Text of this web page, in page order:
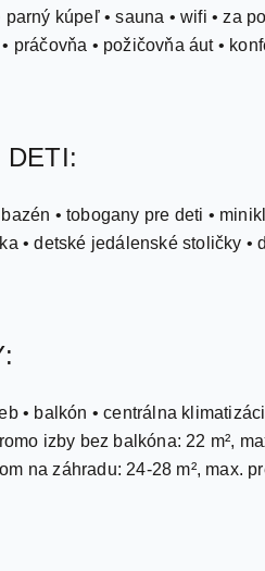
parný kúpeľ • sauna • wifi • za
práčovňa • požičovňa áut •
DETI:
• tobogany pre deti •
• detské jedálenské stoličky
• balkón • centrálna
izby bez balkóna: 22 m²,
na záhradu: 24-28 m², max.